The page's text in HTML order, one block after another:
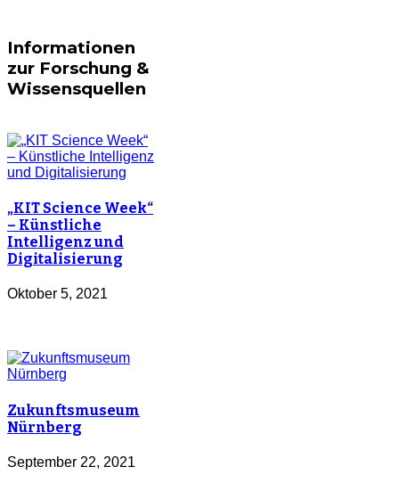
Informationen
zur Forschung &
Wissensquellen
„KIT Science Week“
– Künstliche
Intelligenz und
Digitalisierung
Oktober 5, 2021
Zukunftsmuseum
Nürnberg
September 22, 2021